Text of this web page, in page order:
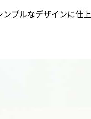
ンプルなデザインに仕上